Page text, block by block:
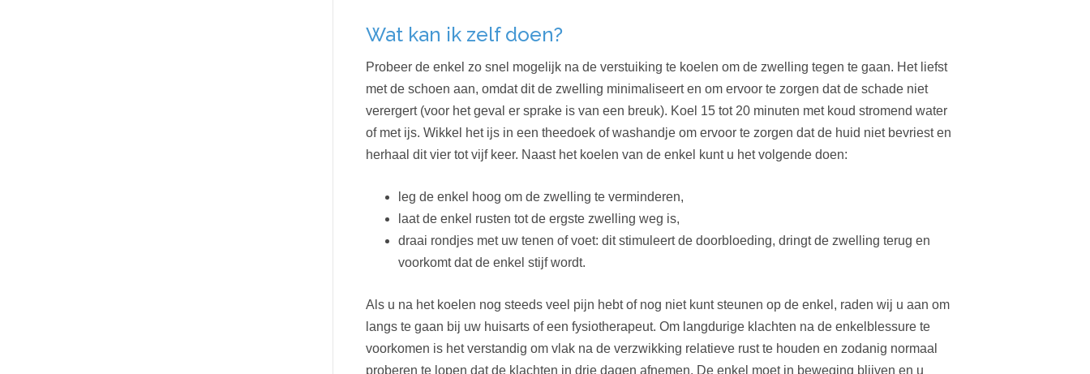
Wat kan ik zelf doen?
Probeer de enkel zo snel mogelijk na de verstuiking te koelen om de zwelling tegen te gaan. Het liefst
met de schoen aan, omdat dit de zwelling minimaliseert en om ervoor te zorgen dat de schade niet
verergert (voor het geval er sprake is van een breuk). Koel 15 tot 20 minuten met koud stromend water
of met ijs. Wikkel het ijs in een theedoek of washandje om ervoor te zorgen dat de huid niet bevriest en
herhaal dit vier tot vijf keer. Naast het koelen van de enkel kunt u het volgende doen:
leg de enkel hoog om de zwelling te verminderen,
laat de enkel rusten tot de ergste zwelling weg is,
draai rondjes met uw tenen of voet: dit stimuleert de doorbloeding, dringt de zwelling terug en
voorkomt dat de enkel stijf wordt.
Als u na het koelen nog steeds veel pijn hebt of nog niet kunt steunen op de enkel, raden wij u aan om
langs te gaan bij uw huisarts of een fysiotherapeut. Om langdurige klachten na de enkelblessure te
voorkomen is het verstandig om vlak na de verzwikking relatieve rust te houden en zodanig normaal
proberen te lopen dat de klachten in drie dagen afnemen. De enkel moet in beweging blijven en u